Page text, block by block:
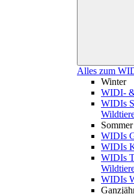
Alles zum
Winter
WIDI-
WIDIs
Sommer
WIDIs
WIDIs
WIDIs
WIDIs